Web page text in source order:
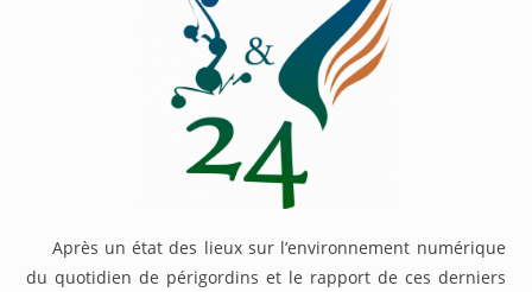
Après un état des lieux sur l’environnement numérique
du quotidien de périgordins et le rapport de ces derniers